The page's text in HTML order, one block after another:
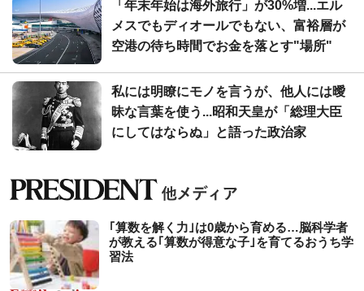
「年末年始は海外旅行」が30%増...エル
メスでもディオールでもない、富裕層が
空港の待ち時間でお金を落とす"場所"
私には明瞭にモノを言うが、他人には曖
昧な言葉を使う...昭和天皇が「総理大臣
にしてはならぬ」と語った政治家
｢算数を解く力｣は0歳から育める…脳科学者
が教える｢算数が得意な子｣を育てるおうち学
習法